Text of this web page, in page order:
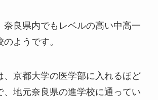
奈良県内でもレベルの高い中高一
ようです。
、京都大学の医学部に入れるほど
、地元奈良県の進学校に通ってい